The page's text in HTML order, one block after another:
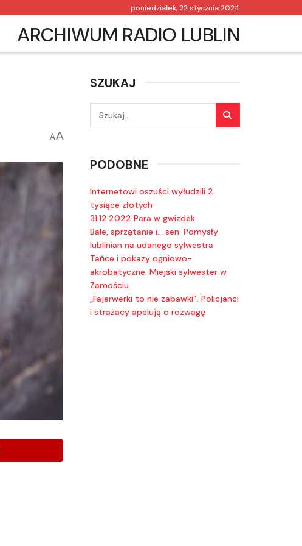
poniedziałek, 22 stycznia 2024
ARCHIWUM RADIO LUBLIN
AA
SZUKAJ
PODOBNE
Internetowi oszuści wyłudzili 2
tysiące złotych
31.12.2022 Para w gwizdek
Bale, sprzątanie i… sen. Pomysły
lublinian na udanego sylwestra
Tańce i pokazy ogniowo-
akrobatyczne. Miejski sylwester w
Zamościu
„Fajerwerki to nie zabawki”. Policjanci
i strażacy apelują o rozwagę